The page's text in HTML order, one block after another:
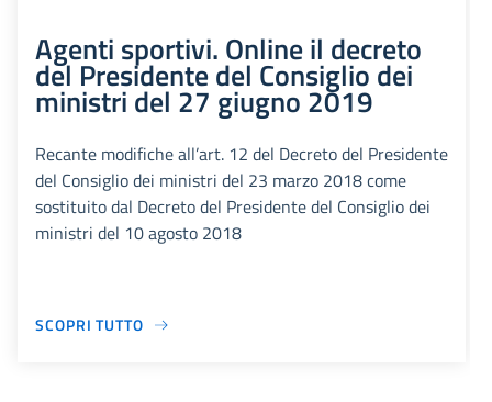
Agenti sportivi. Online il decreto
del Presidente del Consiglio dei
ministri del 27 giugno 2019
Recante modifiche all’art. 12 del Decreto del Presidente
del Consiglio dei ministri del 23 marzo 2018 come
sostituito dal Decreto del Presidente del Consiglio dei
ministri del 10 agosto 2018
SCOPRI TUTTO